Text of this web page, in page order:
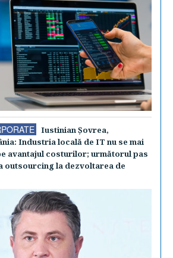
Iustinian Şovrea,
Industria locală de IT nu se mai
avantajul costurilor; următorul pas
outsourcing la dezvoltarea de